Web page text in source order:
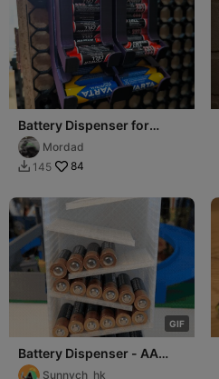
Battery Dispenser for
Multiboard, 20xAAA
22xAA, no jamming
Mordad
 145 84
GIF
Battery Dispenser - AA
size Sunnych_hk